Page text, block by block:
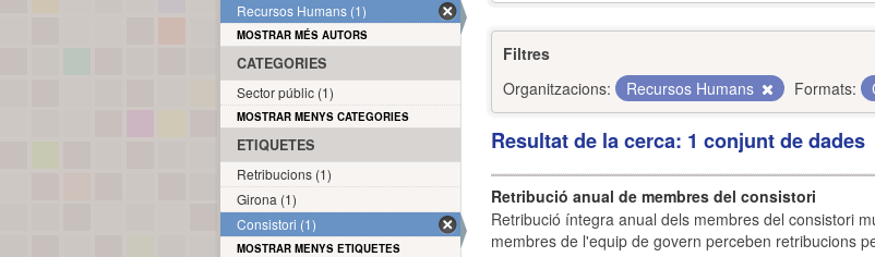
Filtres
Organitzacions:
Recursos Humans Formats:
Resultat de la cerca: 1 conjunt de dades
Retribució anual de membres del consistori
Retribució íntegra anual dels membres del consistori
membres de l'equip de govern perceben retribucions
Recursos Humans (1)
MOSTRAR MÉS AUTORS
CATEGORIES
Sector públic (1)
MOSTRAR MENYS CATEGORIES
ETIQUETES
Retribucions (1)
Girona (1)
Consistori (1)
MOSTRAR MENYS ETIQUETES